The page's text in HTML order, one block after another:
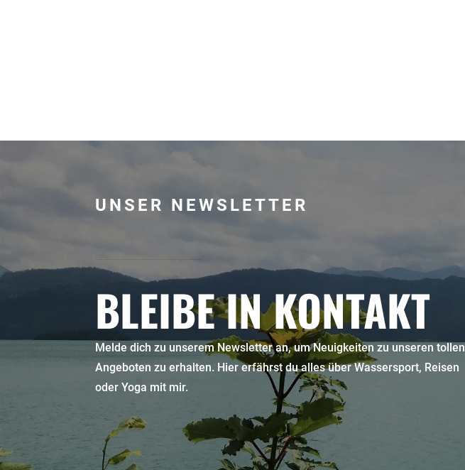
UNSER NEWSLETTER
BLEIBE IN KONTAKT
Melde dich zu unserem Newsletter an, um Neuigkeiten zu unseren tollen
Angeboten zu erhalten. Hier erfährst du alles über Wassersport, Reisen
oder Yoga mit mir.